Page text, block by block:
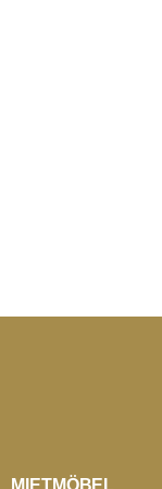
MIETMÖBEL